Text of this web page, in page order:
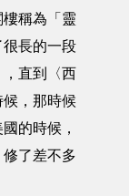
稱為「靈
長的一段
直到〈西
，那時候
的時候，
了差不多